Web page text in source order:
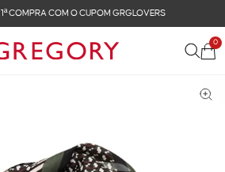
COMPRA COM O CUPOM GRGLOVERS
0